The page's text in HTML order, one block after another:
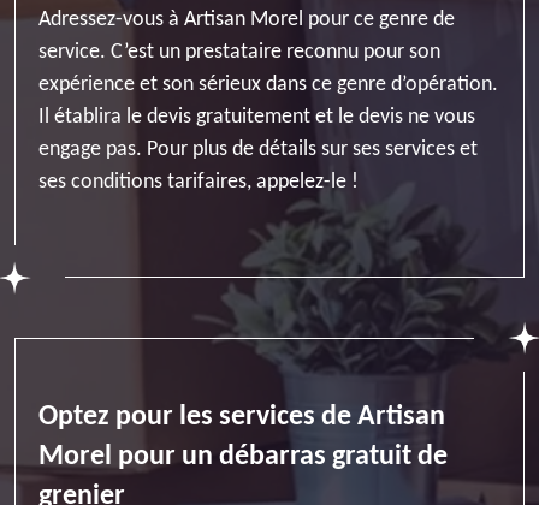
Adressez-vous à Artisan Morel pour ce genre de
service. C’est un prestataire reconnu pour son
expérience et son sérieux dans ce genre d’opération.
Il établira le devis gratuitement et le devis ne vous
engage pas. Pour plus de détails sur ses services et
ses conditions tarifaires, appelez-le !
Optez pour les services de Artisan
Morel pour un débarras gratuit de
grenier